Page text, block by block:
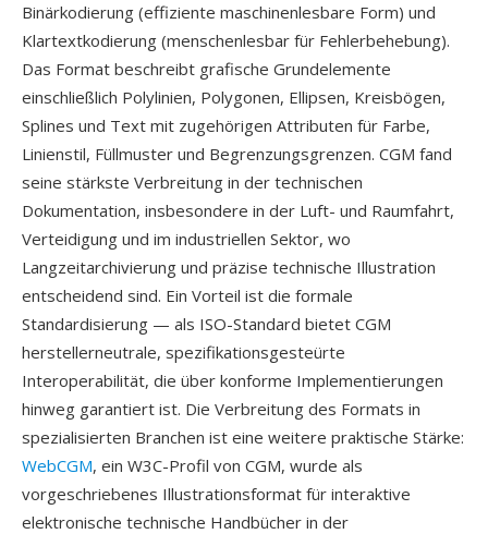
Binärkodierung (effiziente maschinenlesbare Form) und
Klartextkodierung (menschenlesbar für Fehlerbehebung).
Das Format beschreibt grafische Grundelemente
einschließlich Polylinien, Polygonen, Ellipsen, Kreisbögen,
Splines und Text mit zugehörigen Attributen für Farbe,
Linienstil, Füllmuster und Begrenzungsgrenzen. CGM fand
seine stärkste Verbreitung in der technischen
Dokumentation, insbesondere in der Luft- und Raumfahrt,
Verteidigung und im industriellen Sektor, wo
Langzeitarchivierung und präzise technische Illustration
entscheidend sind. Ein Vorteil ist die formale
Standardisierung — als ISO-Standard bietet CGM
herstellerneutrale, spezifikationsgesteürte
Interoperabilität, die über konforme Implementierungen
hinweg garantiert ist. Die Verbreitung des Formats in
spezialisierten Branchen ist eine weitere praktische Stärke:
WebCGM, ein W3C-Profil von CGM, wurde als
vorgeschriebenes Illustrationsformat für interaktive
elektronische technische Handbücher in der